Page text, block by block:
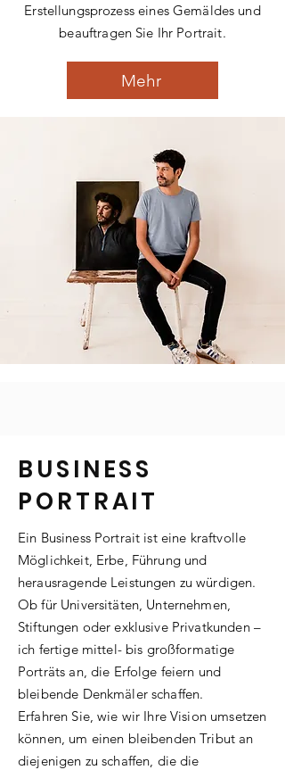
Erstellungsprozess eines Gemäldes und
beauftragen Sie Ihr Portrait.
Mehr
BUSINESS
PORTRAIT
Ein Business Portrait ist eine kraftvolle
Möglichkeit, Erbe, Führung und
herausragende Leistungen zu würdigen.
Ob für Universitäten, Unternehmen,
Stiftungen oder exklusive Privatkunden –
ich fertige mittel- bis großformatige
Porträts an, die Erfolge feiern und
bleibende Denkmäler schaffen.
Erfahren Sie, wie wir Ihre Vision umsetzen
können, um einen bleibenden Tribut an
diejenigen zu schaffen, die die